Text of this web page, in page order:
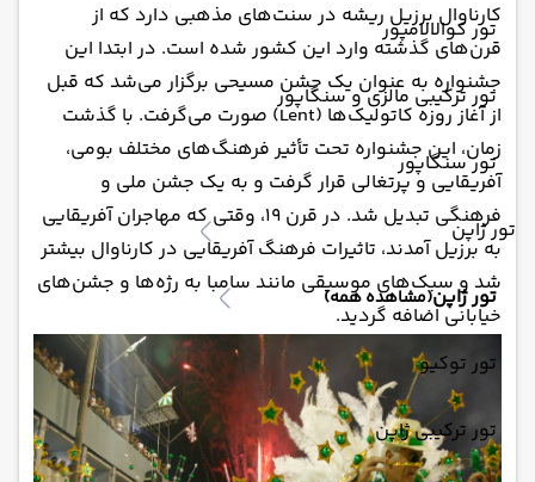
تور کوالالامپور
تور ترکیبی مالزی و سنگاپور
تور سنگاپور
تور ژاپن
تور ژاپن(مشاهده همه)
تور توکیو
تور ترکیبی ژاپن
کارناوال برزیل ریشه در سنت‌های مذهبی دارد که از
قرن‌های گذشته وارد این کشور شده است. در ابتدا این
جشنواره به عنوان یک جشن مسیحی برگزار می‌شد که قبل
از آغاز روزه کاتولیک‌ها (Lent) صورت می‌گرفت. با گذشت
زمان، این جشنواره تحت تأثیر فرهنگ‌های مختلف بومی،
آفریقایی و پرتغالی قرار گرفت و به یک جشن ملی و
فرهنگی تبدیل شد. در قرن ۱۹، وقتی که مهاجران آفریقایی
به برزیل آمدند، تاثیرات فرهنگ آفریقایی در کارناوال بیشتر
شد و سبک‌های موسیقی مانند سامبا به رژه‌ها و جشن‌های
خیابانی اضافه گردید.